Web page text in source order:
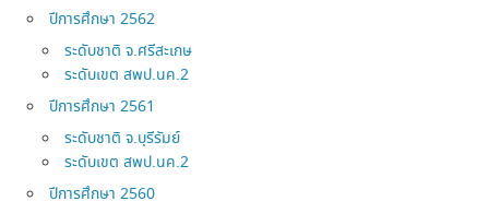
ปีการศึกษา 2562
ระดับชาติ จ.ศรีสะเกษ
ระดับเขต สพป.นค.2
ปีการศึกษา 2561
ระดับชาติ จ.บุรีรัมย์
ระดับเขต สพป.นค.2
ปีการศึกษา 2560